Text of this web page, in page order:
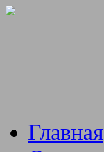
Главная